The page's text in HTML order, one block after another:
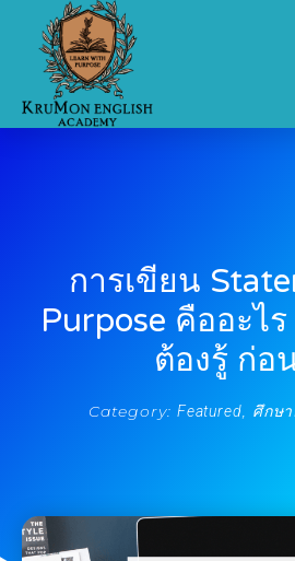
การเขียน
Purpose คืออะไ
ต้องรู้ ก่อ
Category: Featured, ศึกษ